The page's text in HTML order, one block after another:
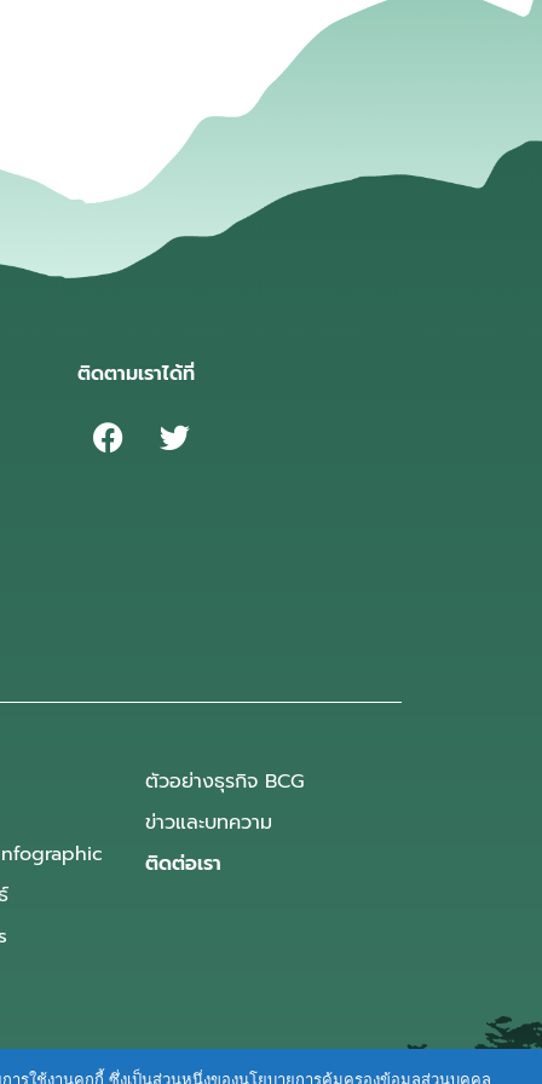
ติดตามเราได้ที่
ตัวอย่างธุรกิจ BCG
ข่าวและบทความ
ติดต่อเรา
ารใช้งานคุกกี้ ซึ่งเป็นส่วนหนึ่งของนโยบายการคุ้มครองข้อมูลส่วนบุคคล